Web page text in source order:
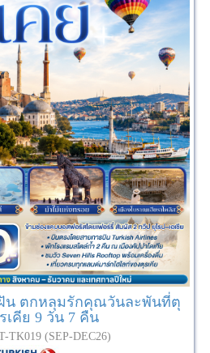
น ตกหลุมรักคุณวันละพันที่ตุ
เคีย 9 วัน 7 คืน
TK019 (SEP-DEC26)